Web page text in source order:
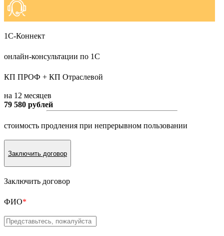
1С-Коннект
онлайн-консультации по 1С
КП ПРОФ + КП Отраслевой
на 12 месяцев
79 580 рублей
стоимость продления при непрерывном пользовании
Заключить договор
Заключить договор
ФИО*